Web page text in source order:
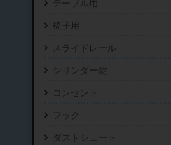
テーブル用
椅子用
スライドレール
シリンダー錠
コンセント
フック
ダストシュート